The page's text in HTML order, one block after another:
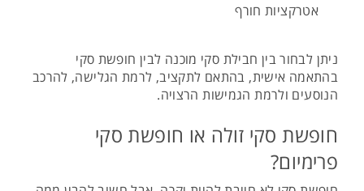
אטרקציות חורף
ניתן לבחור בין חבילת סקי מוכנה לבין חופשת סקי
בהתאמה אישית, בהתאם לתקציב, לרמת הגלישה, להרכב
הנוסעים ולרמת הגמישות הרצויה.
חופשת סקי זולה או חופשת סקי
פרימיום?